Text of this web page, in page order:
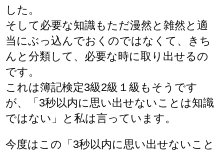
した。
そして必要な知識もただ漫然と雑然と適
当にぶっ込んでおくのではなくて、きち
んと分類して、必要な時に取り出せるの
です。
これは簿記検定3級2級１級もそうです
が、「3秒以内に思い出せないことは知識
ではない」と私は言っています。
今度はこの「3秒以内に思い出せないこと